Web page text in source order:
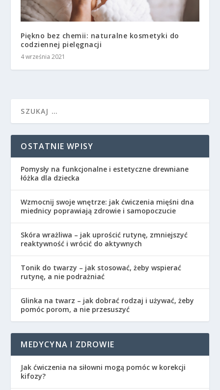
Piękno bez chemii: naturalne kosmetyki do
codziennej pielęgnacji
4 września 2021
OSTATNIE WPISY
Pomysły na funkcjonalne i estetyczne drewniane
łóżka dla dziecka
Wzmocnij swoje wnętrze: jak ćwiczenia mięśni dna
miednicy poprawiają zdrowie i samopoczucie
Skóra wrażliwa – jak uprościć rutynę, zmniejszyć
reaktywność i wrócić do aktywnych
Tonik do twarzy – jak stosować, żeby wspierać
rutynę, a nie podrażniać
Glinka na twarz – jak dobrać rodzaj i używać, żeby
pomóc porom, a nie przesuszyć
MEDYCYNA I ZDROWIE
Jak ćwiczenia na siłowni mogą pomóc w korekcji
kifozy?